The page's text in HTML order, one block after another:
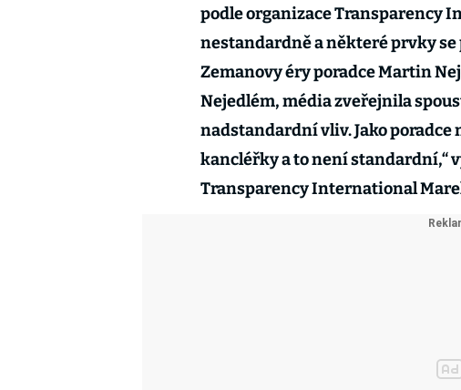
podle organizace Transparency
nestandardně a některé prvky
Zemanovy éry poradce Martin
Nejedlém, média zveřejnila
nadstandardní vliv. Jako poradce
kancléřky a to není standardní,“
Transparency International